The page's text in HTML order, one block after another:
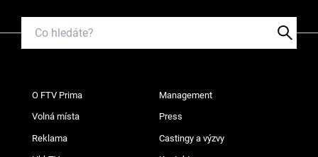
O FTV Prima Management
Volná místa Press
Reklama Castingy a výzvy